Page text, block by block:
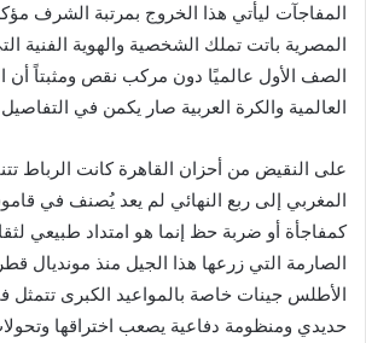
المفاجآت ليأتي هذا الخروج بمرتبة الشرف
المصرية باتت تملك الشخصية والهوية الفنية
الصف الأول عالميًا دون مركب نقص ومثبتاً أن
العالمية والكرة العربية صار يكمن في
على النقيض من أحزان القاهرة كانت الرباط
المغربي إلى ربع النهائي لم يعد يُصنف في
كمفاجأة أو ضربة حظ إنما هو امتداد طبيعي
الصارمة التي زرعها هذا الجيل منذ مونديال
الأطلس جينات خاصة بالمواعيد الكبرى تتمثل
حديدي ومنظومة دفاعية يصعب اختراقها